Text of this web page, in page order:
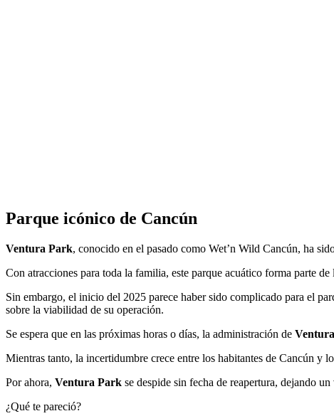
Parque icónico de Cancún
Ventura Park, conocido en el pasado como Wet’n Wild Cancún, ha
Con atracciones para toda la familia, este parque acuático forma parte
Sin embargo, el inicio del 2025 parece haber sido complicado para el
sobre la viabilidad de su operación.
Se espera que en las próximas horas o días, la administración de
Mientras tanto, la incertidumbre crece entre los habitantes de Cancún y
Por ahora, Ventura Park se despide sin fecha de reapertura, dejando
¿Qué te pareció?